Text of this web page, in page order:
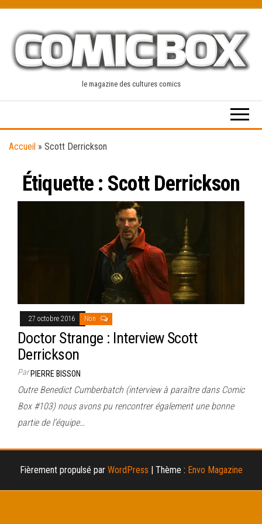
content
le magazine des cultures comics
Accueil » Scott Derrickson
Étiquette : Scott Derrickson
27 octobre 2016 Non
Doctor Strange : Interview Scott
Derrickson
ParPIERRE BISSON
Outre Benedict Cumberbatch (interview à paraître dans Comic
Box #103) nous avons pu rencontrer également une bonne
partie de l’équipe…
Fièrement propulsé par WordPress | Thème : Envo Magazine